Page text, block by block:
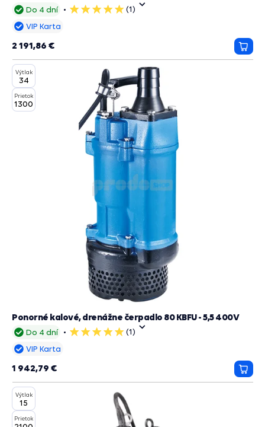
Do 4 dní
5
(1)
VIP Karta
2 191,86 €
do
Výtlak
34
Prietok
1300
Do 4 dní
5
(1)
Ponorné kalové, drenážne čerpadlo 80 KBFU - 5,5 400V
VIP Karta
1 942,79 €
do
Výtlak
15
Prietok